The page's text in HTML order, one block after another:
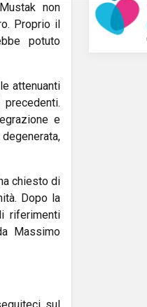
non
Proprio il
potuto
attenuanti
e
chiesto di
Dopo la
riferimenti
Massimo